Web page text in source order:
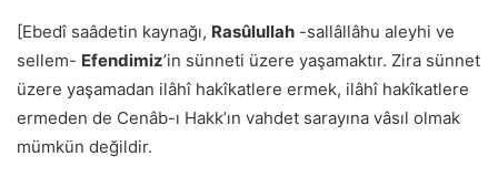
[Ebedî saâdetin kaynağı, Rasûlullah -sallâllâhu aleyhi ve
sellem- Efendimizʼin sünneti üzere yaşamaktır. Zira sünnet
üzere yaşamadan ilâhî hakîkatlere ermek, ilâhî hakîkatlere
ermeden de Cenâb-ı Hakkʼın vahdet sarayına vâsıl olmak
mümkün değildir.